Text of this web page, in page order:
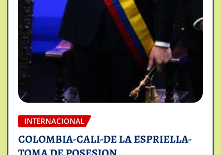
INTERNACIONAL
COLOMBIA-CALI-DE LA ESPRIELLA-